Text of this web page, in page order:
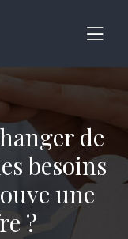
de
besoins
une
?